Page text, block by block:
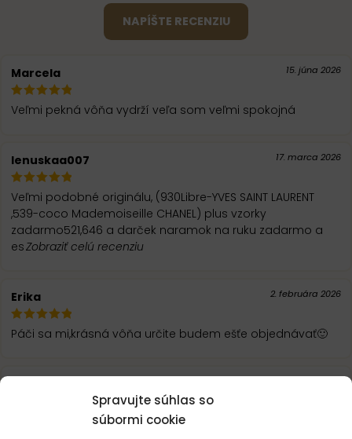
Spravujte súhlas so
súbormi cookie
NAPÍŠTE RECENZIU
Marcela 15. júna 2026
Veľmi pekná vôňa vydrží veľa som veľmi spokojná
lenuskaa007 17. marca 2026
Veľmi podobné originálu, (930Libre-YVES SAINT LAURENT
,539-coco Mademoiseille CHANEL) plus vzorky
zadarmo521,646 a darček naramok na ruku zadarmo a
esZobraziť celú recenziu
Erika 2. februára 2026
Páči sa mi,krásná vôňa určite budem ešťe objednávať🙂
Obľúbená vôňa.